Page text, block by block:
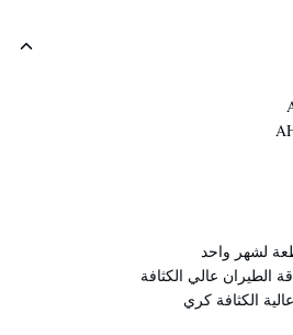
الطيران عالي الكثافة
الكثافة كري